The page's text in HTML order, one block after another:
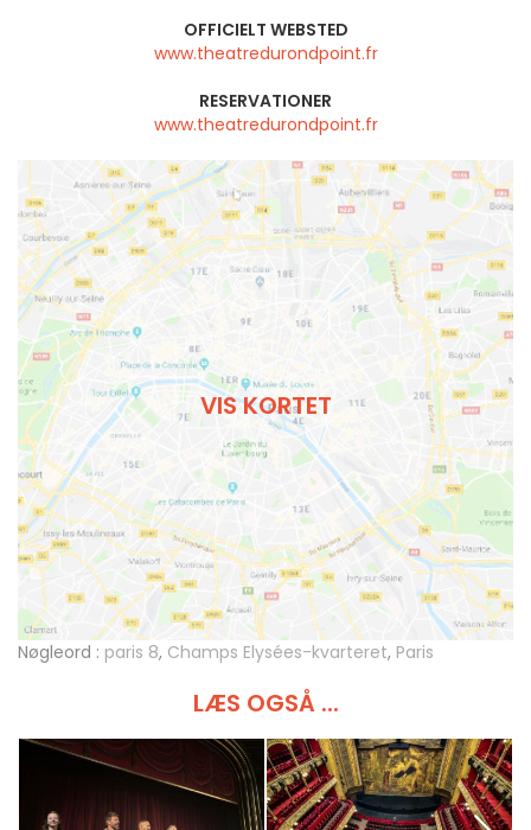
OFFICIELT WEBSTED
www.theatredurondpoint.fr
RESERVATIONER
www.theatredurondpoint.fr
VIS KORTET
Nøgleord : paris 8, Champs Elysées-kvarteret, Paris
LÆS OGSÅ ...